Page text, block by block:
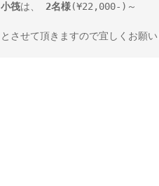
小筏は、 2名様(¥22,000-)～
とさせて頂きますので宜しくお願い